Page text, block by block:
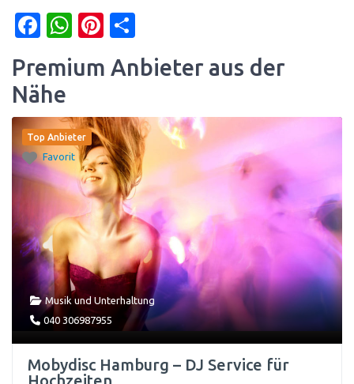
Facebook
WhatsApp
Pinterest
Premium Anbieter aus der
Nähe
Top Anbieter
Favorit
Musik und Unterhaltung
040 306987955
Mobydisc Hamburg – DJ Service für